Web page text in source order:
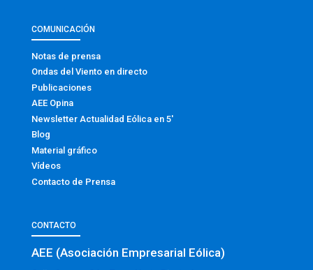
COMUNICACIÓN
Notas de prensa
Ondas del Viento en directo
Publicaciones
AEE Opina
Newsletter Actualidad Eólica en 5′
Blog
Material gráfico
Vídeos
Contacto de Prensa
CONTACTO
AEE (Asociación Empresarial Eólica)